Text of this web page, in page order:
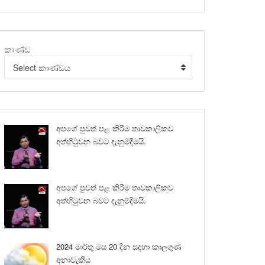
කාණ්ඩ
Select කාණ්ඩය
අපගේ පුවත් පළ කිරීම තාවකාලිකව
අත්හිටුවන බවට දැනුම්දීමයි.
අපගේ පුවත් පළ කිරීම තාවකාලිකව
අත්හිටුවන බවට දැනුම්දීමයි.
2024 මාර්තු මස 20 දින සඳහා කාලගුණ
අනාවැකිය